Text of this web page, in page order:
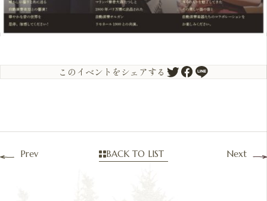
このイベントをシェアする
Prev Next
BACK TO LIST